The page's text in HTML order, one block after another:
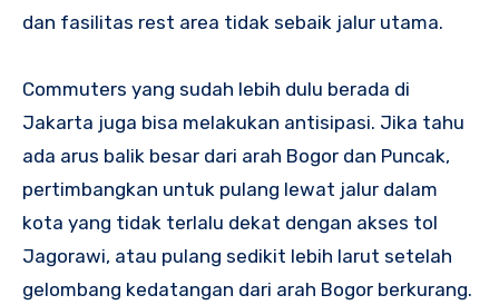
dan fasilitas rest area tidak sebaik jalur utama.
Commuters yang sudah lebih dulu berada di
Jakarta juga bisa melakukan antisipasi. Jika tahu
ada arus balik besar dari arah Bogor dan Puncak,
pertimbangkan untuk pulang lewat jalur dalam
kota yang tidak terlalu dekat dengan akses tol
Jagorawi, atau pulang sedikit lebih larut setelah
gelombang kedatangan dari arah Bogor berkurang.